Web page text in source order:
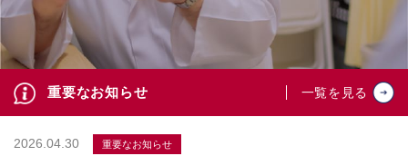
重要なお知らせ 一覧を見る
2026.04.30 重要なお知らせ